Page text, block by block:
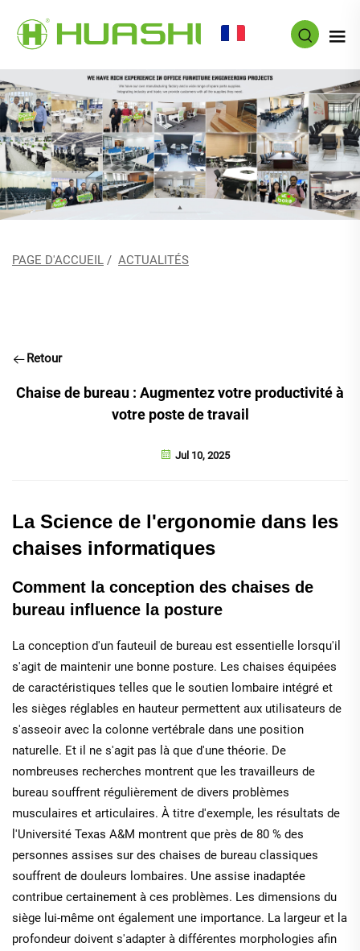
PAGE D'ACCUEIL / ACTUALITÉS
Retour
Chaise de bureau : Augmentez votre productivité à
votre poste de travail
Jul 10, 2025
La Science de l'ergonomie dans les
chaises informatiques
Comment la conception des chaises de
bureau influence la posture
La conception d'un fauteuil de bureau est essentielle lorsqu'il
s'agit de maintenir une bonne posture. Les chaises équipées
de caractéristiques telles que le soutien lombaire intégré et
les sièges réglables en hauteur permettent aux utilisateurs de
s'asseoir avec la colonne vertébrale dans une position
naturelle. Et il ne s'agit pas là que d'une théorie. De
nombreuses recherches montrent que les travailleurs de
bureau souffrent régulièrement de divers problèmes
musculaires et articulaires. À titre d'exemple, les résultats de
l'Université Texas A&M montrent que près de 80 % des
personnes assises sur des chaises de bureau classiques
souffrent de douleurs lombaires. Une assise inadaptée
contribue certainement à ces problèmes. Les dimensions du
siège lui-même ont également une importance. La largeur et la
profondeur doivent s'adapter à différentes morphologies afin